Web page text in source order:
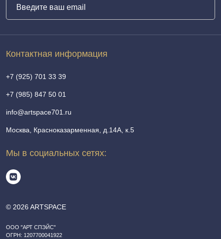
© 2026 ARTSPACE
ООО "АРТ СПЭЙС"
ОГРН: 1207700041922
Контактная информация
+7 (925) 701 33 39
+7 (985) 847 50 01
info@artspace701.ru
Москва, Красноказарменная, д.14А, к.5
Мы в социальных сетях: